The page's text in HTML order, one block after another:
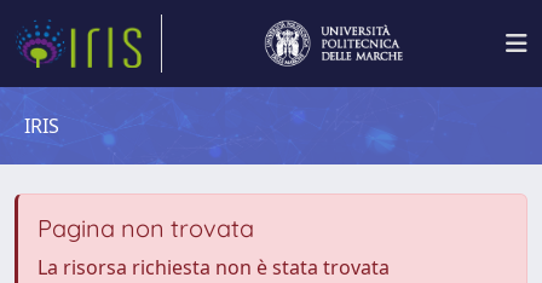
IRIS
Pagina non trovata
La risorsa richiesta non è stata trovata